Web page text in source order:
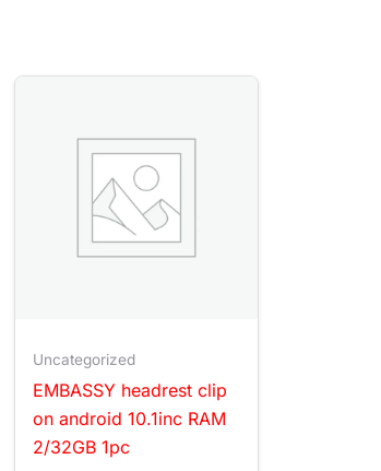
Uncategorized
EMBASSY headrest clip
on android 10.1inc RAM
2/32GB 1pc